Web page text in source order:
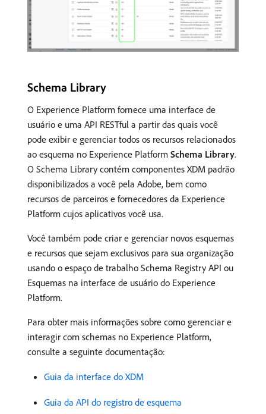
Schema Library
O Experience Platform fornece uma interface de
usuário e uma API RESTful a partir das quais você
pode exibir e gerenciar todos os recursos relacionados
ao esquema no Experience Platform Schema Library.
O Schema Library contém componentes XDM padrão
disponibilizados a você pela Adobe, bem como
recursos de parceiros e fornecedores da Experience
Platform cujos aplicativos você usa.
Você também pode criar e gerenciar novos esquemas
e recursos que sejam exclusivos para sua organização
usando o espaço de trabalho Schema Registry API ou
Esquemas na interface de usuário do Experience
Platform.
Para obter mais informações sobre como gerenciar e
interagir com schemas no Experience Platform,
consulte a seguinte documentação:
Guia da interface do XDM
Guia da API do registro de esquema